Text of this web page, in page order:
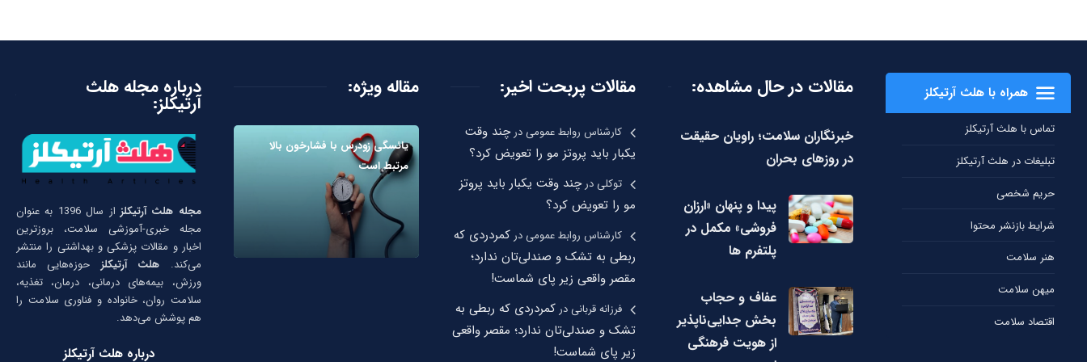
همراه با هلث آرتیکلز
تماس با هلث آرتیکلز
تبلیغات در هلث آرتیکلز
حریم شخصی
شرایط بازنشر محتوا
هنر سلامت
میهن سلامت
اقتصاد سلامت
مقالات در حال مشاهده:
خبرنگاران سلامت؛ راویان حقیقت
در روزهای بحران
پیدا و پنهان «ارزان
فروشی» مکمل در
پلتفرم ها
عفاف و حجاب
بخش جدایی‌ناپذیر
از هویت فرهنگی
مقالات پربحت اخیر:
کارشناس روابط عمومیدرچند وقت
یکبار باید پروتز مو را تعویض کرد؟
توکلیدرچند وقت یکبار باید پروتز
مو را تعویض کرد؟
کارشناس روابط عمومیدر کمردردی که
ربطی به تشک و صندلی‌تان ندارد؛
مقصر واقعی زیر پای شماست!
فرزانه قربانیدر کمردردی که ربطی به
تشک و صندلی‌تان ندارد؛ مقصر واقعی
زیر پای شماست!
مقاله ویژه:
یائسگی زودرس با فشارخون بالا
مرتبط است
درباره مجله هلث
آرتیکلز:
مجله هلث آرتیکلز
از سال 1396 به عنوان
مجله خبری-آموزشی سلامت، بروزترین
اخبار و مقالات پزشکی و بهداشتی را منتشر
می‌کند. هلث آرتیکلز حوزه‌هایی مانند
ورزش، بیمه‌های درمانی، درمان، تغذیه،
سلامت روان، خانواده و فناوری سلامت را
هم پوشش می‌دهد.
درباره هلث آرتیکلز